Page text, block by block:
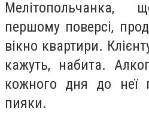
першому поверсі,
вікно квартири.
кажуть, набита.
кожного дня до неї
пияки.